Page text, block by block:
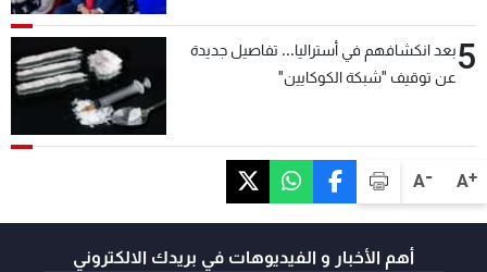
A+
A-
5بعد انكشافهم في أستراليا... تفاصيل جديدة
عن توقيف "شبكة الكوكايين"
أهم الأخبار و الفيديوهات في بريدك الالكتروني